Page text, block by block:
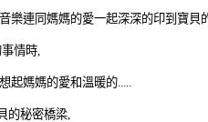
樂連同媽媽的愛一起深深的印到寶貝
情時,
起媽媽的愛和溫暖的.....
的秘密橋梁,